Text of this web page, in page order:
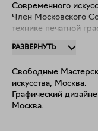
Современного
Член Московского
технике печатной
технике. Каждый
РАЗВЕРНУТЬ
Свободные
искусства, Москва.
Графический
Москва.